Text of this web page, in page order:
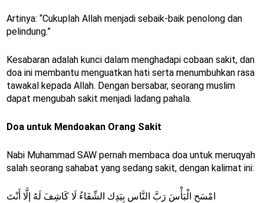
Artinya: “Cukuplah Allah menjadi sebaik-baik penolong dan
pelindung.”
Kesabaran adalah kunci dalam menghadapi cobaan sakit, dan
doa ini membantu menguatkan hati serta menumbuhkan rasa
tawakal kepada Allah. Dengan bersabar, seorang muslim
dapat mengubah sakit menjadi ladang pahala.
Doa untuk Mendoakan Orang Sakit
Nabi Muhammad SAW pernah membaca doa untuk meruqyah
salah seorang sahabat yang sedang sakit, dengan kalimat ini:
امْسَحِ الْبَأْسَ رَبَّ النَّاسِ بِيَدِك الشِّفَاءُ لَا كَاشِفَ لَهُ إلَّا أَنْتَ